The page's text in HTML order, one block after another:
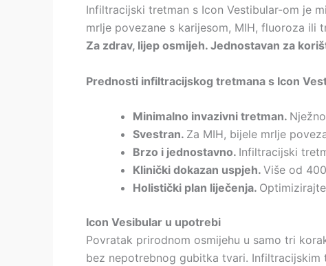
Infiltracijski tretman s Icon Vestibular-om je
mrlje povezane s karijesom, MIH, fluoroza ili
Za zdrav, lijep osmijeh. Jednostavan za
Prednosti infiltracijskog tretmana s Icon
Minimalno invazivni tretman.
Svestran. Za MIH, bijele mrlje
Brzo i jednostavno. Infiltracijski
Klinički dokazan uspjeh. Više od
Holistički plan liječenja.
Icon Vesibular u upotrebi
Povratak prirodnom osmijehu u samo tri
bez nepotrebnog gubitka tvari. Infiltracijskim